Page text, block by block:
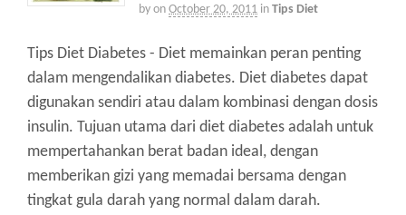
by on October 20, 2011 in Tips Diet
Tips Diet Diabetes - Diet memainkan peran penting
dalam mengendalikan diabetes. Diet diabetes dapat
digunakan sendiri atau dalam kombinasi dengan dosis
insulin. Tujuan utama dari diet diabetes adalah untuk
mempertahankan berat badan ideal, dengan
memberikan gizi yang memadai bersama dengan
tingkat gula darah yang normal dalam darah.